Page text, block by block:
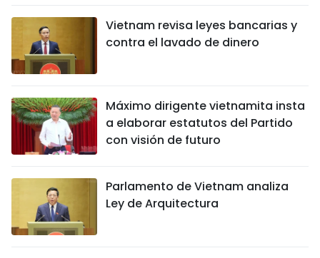
Vietnam revisa leyes bancarias y
contra el lavado de dinero
Máximo dirigente vietnamita insta
a elaborar estatutos del Partido
con visión de futuro
Parlamento de Vietnam analiza
Ley de Arquitectura